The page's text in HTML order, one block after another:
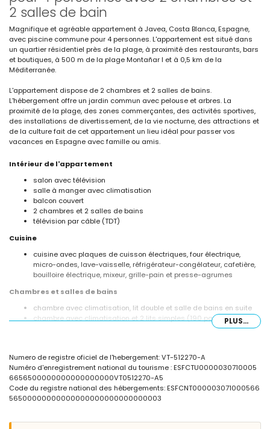
2 salles de bain
Magnifique et agréable appartement à Javea, Costa Blanca, Espagne,
avec piscine commune pour 4 personnes. L'appartement est situé dans
un quartier résidentiel près de la plage, à proximité des restaurants, bars
et boutiques, à 500 m de la plage Montañar I et à 0,5 km de la
Méditerranée.
L'appartement dispose de 2 chambres et 2 salles de bains.
L'hébergement offre un jardin commun avec pelouse et arbres. La
proximité de la plage, des zones commerçantes, des activités sportives,
des installations de divertissement, de la vie nocturne, des attractions et
de la culture fait de cet appartement un lieu idéal pour passer vos
vacances en Espagne avec famille ou amis.
Intérieur de l'appartement
salon avec télévision
salle à manger avec climatisation
balcon couvert
2 chambres et 2 salles de bains
télévision par câble (TDT)
Cuisine
cuisine avec plaques de cuisson électriques, four électrique,
micro-ondes, lave-vaisselle, réfrigérateur-congélateur, cafetière,
bouilloire électrique, mixeur, grille-pain et presse-agrumes
Chambres et salles de bains
chambre avec climatisation, lit double et salle de bains en suite
chambre avec climatisation et 2 lits simples (190 par 90 cm)
salle de bains en suite avec lavabo simple, douche, bidet et WC
Extérieur de l'appartement
terrain clôturé
piscine commune en forme de lagon
jardin commun avec pelouse et arbres
douche extérieure
garage commun
PLUS...
Numero de registre oficiel de l'hebergement: VT-512270-A
Numéro d'enregistrement national du tourisme : ESFCTU0000030710005
6656500000000000000000VT0512270-A5
Code du registre national des hébergements: ESFCNT000003071000566
56500000000000000000000000000003